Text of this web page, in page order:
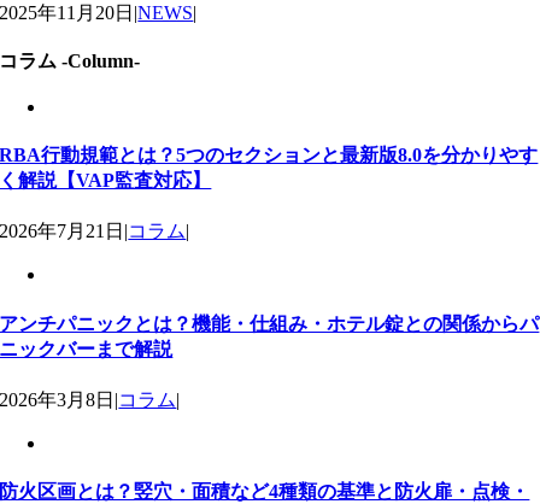
2025年11月20日 |NEWS|
コラム -Column-
RBA行動規範とは？5つのセクションと最新版8.0を分かりやす
く解説【VAP監査対応】
2026年7月21日 コラム
アンチパニックとは？機能・仕組み・ホテル錠との関係からパ
ニックバーまで解説
2026年3月8日 |コラム|
防火区画とは？竪穴・面積など4種類の基準と防火扉・点検・